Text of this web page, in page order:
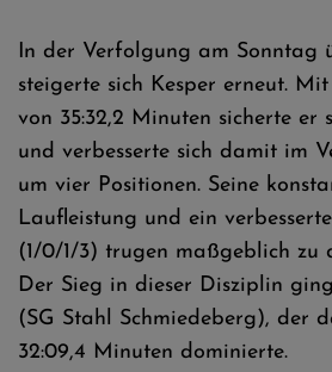
In der Verfolgung am Sonntag
steigerte sich Kesper erneut.
von 35:32,2 Minuten sicherte er
und verbesserte sich damit im
um vier Positionen. Seine
Laufleistung und ein
(1/0/1/3) trugen maßgeblich zu
Der Sieg in dieser Disziplin
(SG Stahl Schmiedeberg), der
32:09,4 Minuten dominierte.